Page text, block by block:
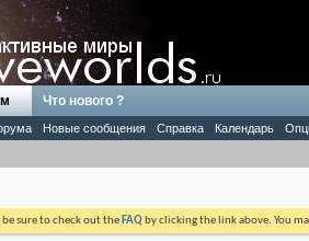
Новые сообщения Справка Календарь
Что нового ?
sure to check out the FAQ by clicking the link above. You